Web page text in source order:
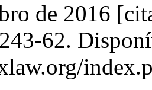
de 2016
62.